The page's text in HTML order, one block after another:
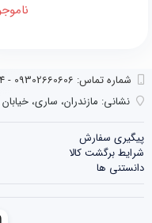
شماره تماس‌: 09302660606 - 09355041074
نشانی: مازندران، ساری،
پیگیری سفارش
شرایط برگشت کالا
دانستنی ها